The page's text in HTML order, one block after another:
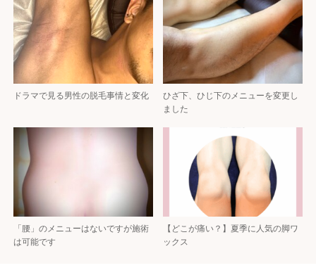
ドラマで見る男性の脱毛事情と変化
ひざ下、ひじ下のメニューを変更し
ました
「腰」のメニューはないですが施術
は可能です
【どこが痛い？】夏季に人気の脚ワ
ックス